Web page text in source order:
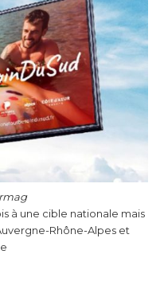
à une cible nationale mais
Rhône-Alpes et